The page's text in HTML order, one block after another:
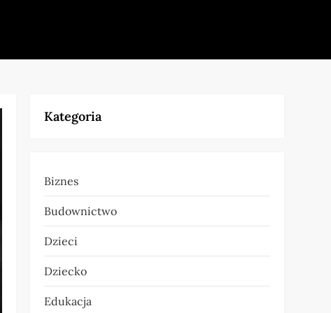
Kategoria
Biznes
Budownictwo
Dzieci
Dziecko
Edukacja